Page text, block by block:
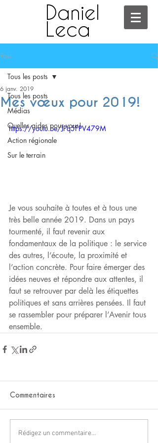
Daniel
Leca
Post
Tous les posts
Médias
Quelles aides pour vous!
Action régionale
Sur le terrain
Tous les posts
Mes vœux pour 2019!
6 janv. 2019
https://youtu.be/JPq5FPV479M
Je vous souhaite à toutes et à tous une
très belle année 2019. Dans un pays
tourmenté, il faut revenir aux
fondamentaux de la politique : le service
des autres, l’écoute, la proximité et
l’action concrète. Pour faire émerger des
idées neuves et répondre aux attentes, il
faut se retrouver par delà les étiquettes
politiques et sans arrières pensées. Il faut
se rassembler pour préparer l’Avenir tous
ensemble.
Commentaires
Rédigez un commentaire...